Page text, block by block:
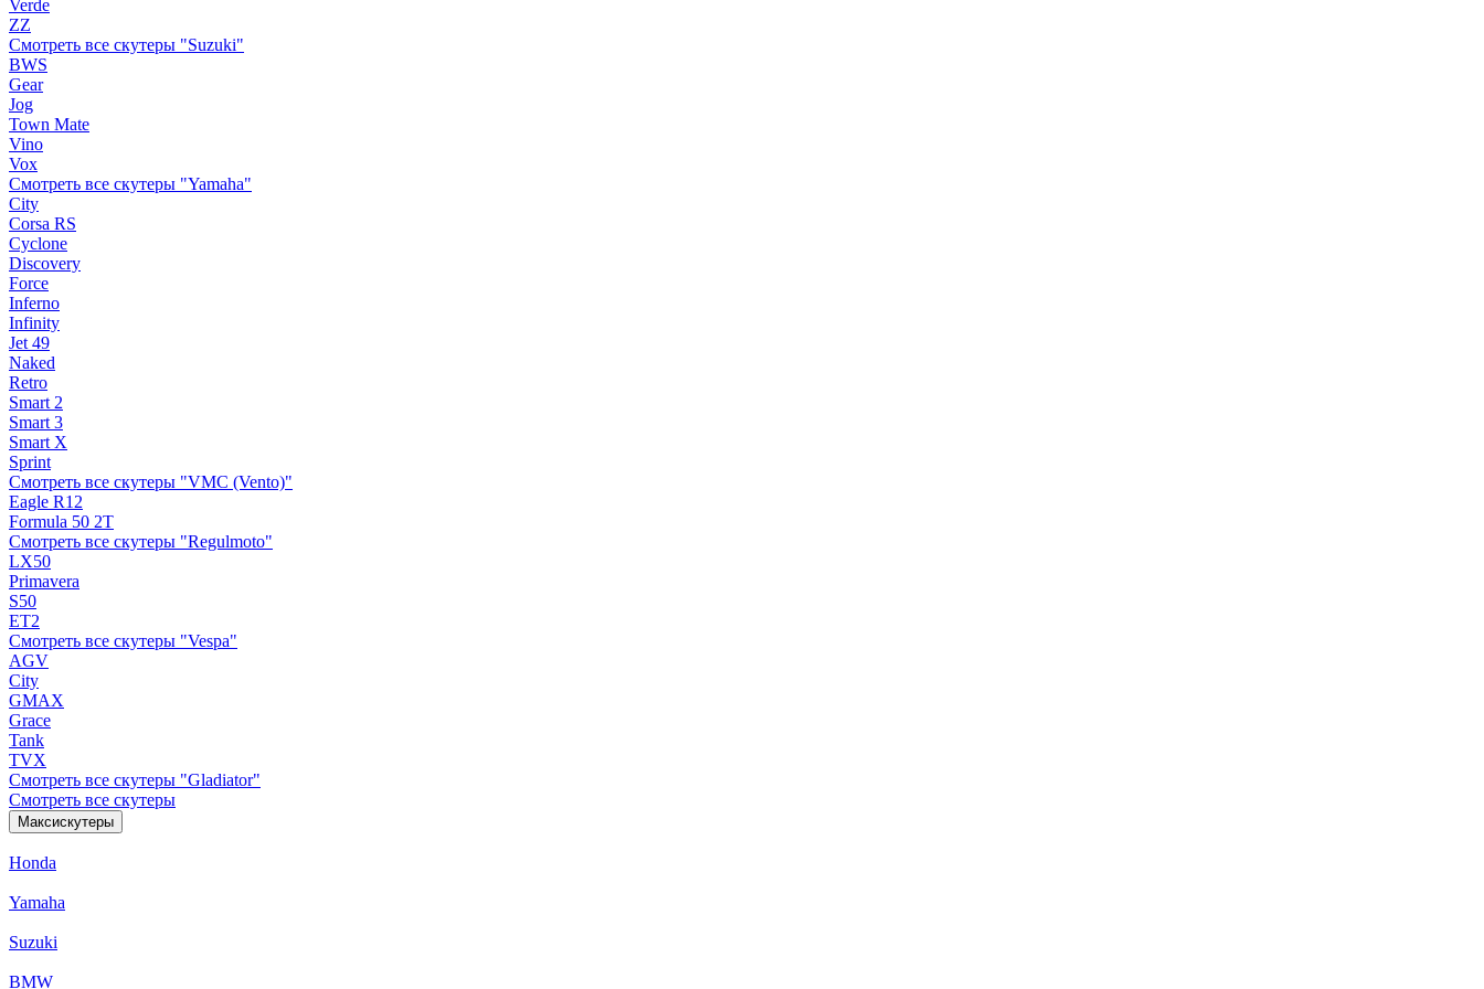
Verde
ZZ
Смотреть все скутеры "Suzuki"
BWS
Gear
Jog
Town Mate
Vino
Vox
Смотреть все скутеры "Yamaha"
City
Corsa RS
Cyclone
Discovery
Force
Inferno
Infinity
Jet 49
Naked
Retro
Smart 2
Smart 3
Smart X
Sprint
Смотреть все скутеры "VMC (Vento)"
Eagle R12
Formula 50 2Т
Смотреть все скутеры "Regulmoto"
LX50
Primavera
S50
ET2
Смотреть все скутеры "Vespa"
AGV
City
GMAX
Grace
Tank
TVX
Смотреть все скутеры "Gladiator"
Смотреть все скутеры
Максискутеры
Honda
Yamaha
Suzuki
BMW